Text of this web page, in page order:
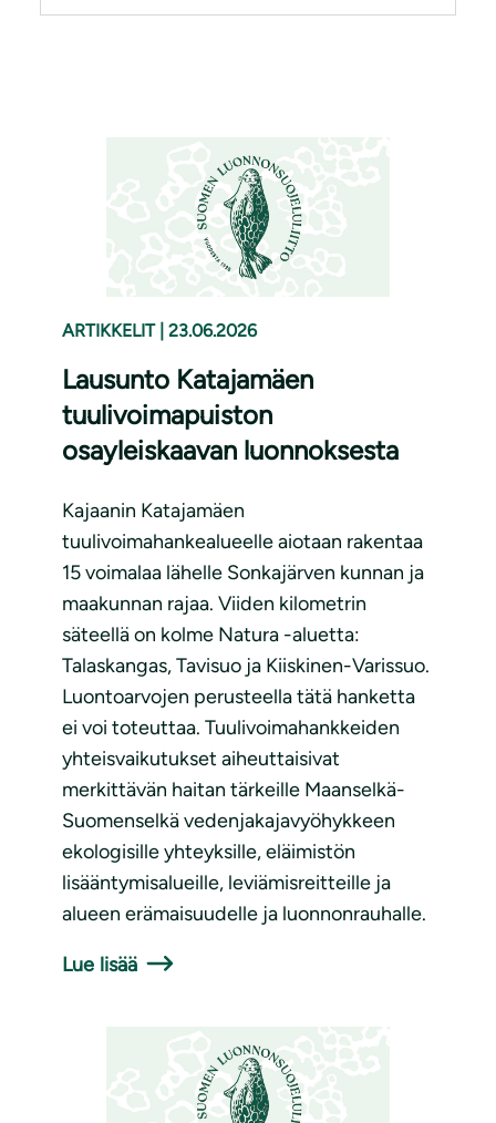
ARTIKKELIT 23.06.2026
Lausunto Katajamäen
tuulivoimapuiston
osayleiskaavan luonnoksesta
Kajaanin Katajamäen
tuulivoimahankealueelle aiotaan rakentaa
15 voimalaa lähelle Sonkajärven kunnan ja
maakunnan rajaa. Viiden kilometrin
säteellä on kolme Natura -aluetta:
Talaskangas, Tavisuo ja Kiiskinen-Varissuo.
Luontoarvojen perusteella tätä hanketta
ei voi toteuttaa. Tuulivoimahankkeiden
yhteisvaikutukset aiheuttaisivat
merkittävän haitan tärkeille Maanselkä-
Suomenselkä vedenjakajavyöhykkeen
ekologisille yhteyksille, eläimistön
lisääntymisalueille, leviämisreitteille ja
alueen erämaisuudelle ja luonnonrauhalle.
Lue lisää